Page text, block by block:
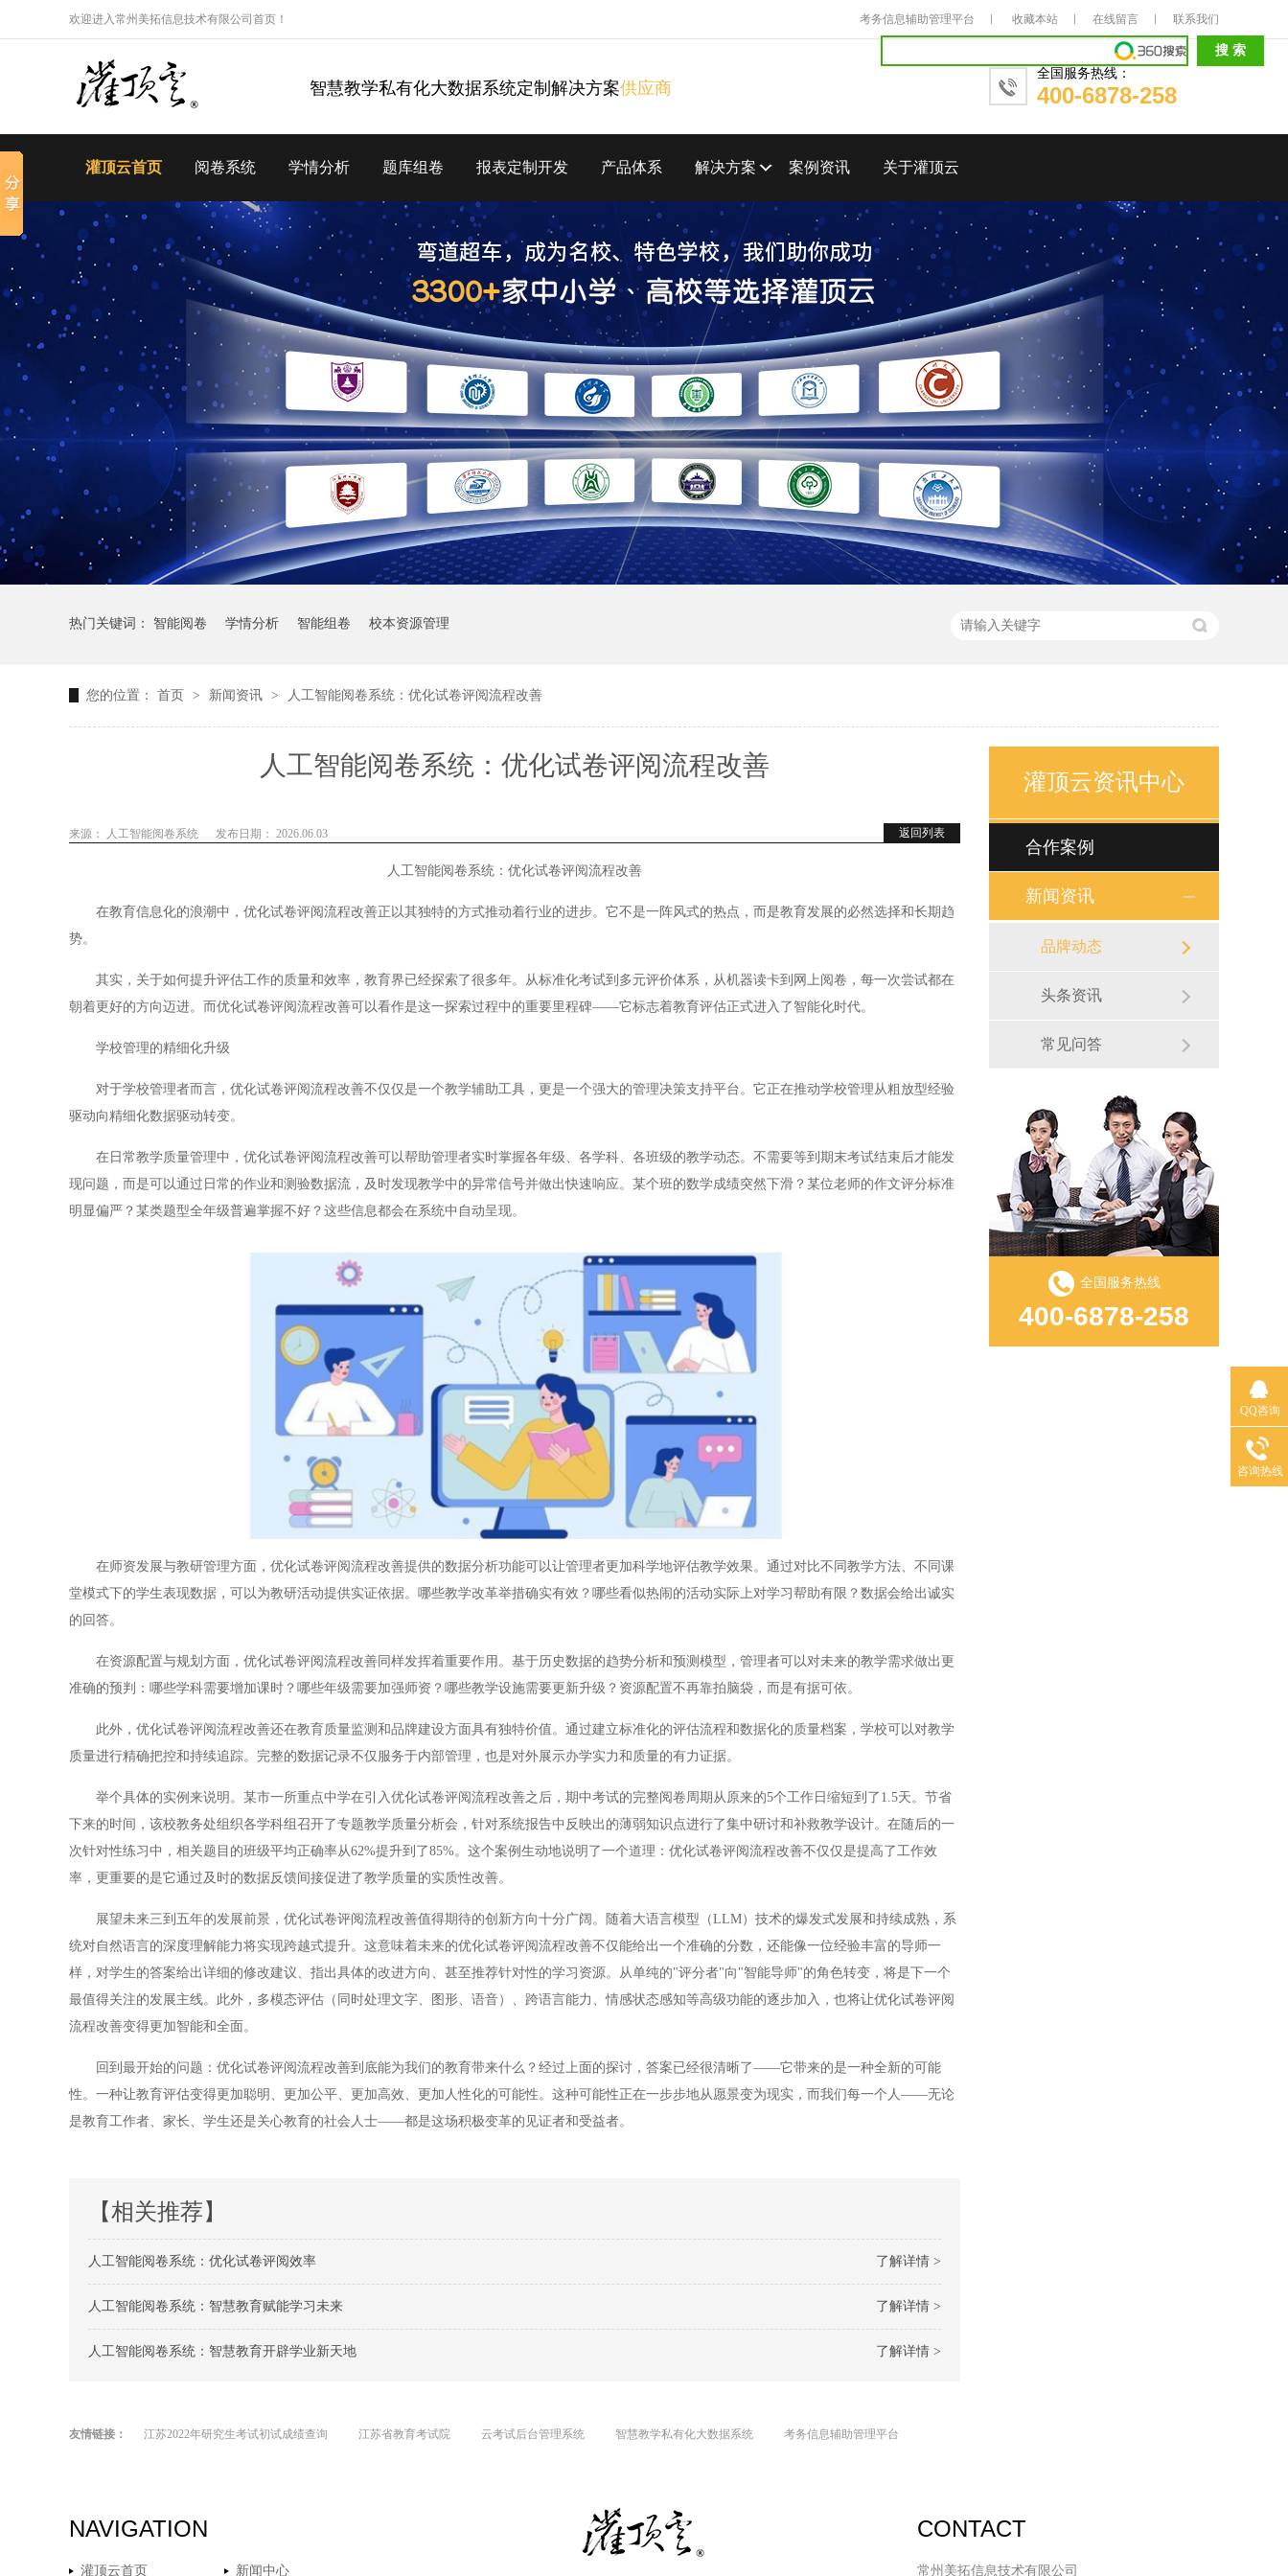
考务信息辅助管理平台 收藏本站 在线留言 联系我们
欢迎进入常州美拓信息技术有限公司首页！
智慧教学私有化大数据系统定制解决方案供应商
全国服务热线：
400-6878-258
灌顶云首页 阅卷系统 学情分析 题库组卷 报表定制开发 产品体系 解决方案 案例资讯 关于灌顶云
热门关键词： 智能阅卷 学情分析 智能组卷 校本资源管理
您的位置： 首页 > 新闻资讯 > 人工智能阅卷系统：优化试卷评阅流程改善
人工智能阅卷系统：优化试卷评阅流程改善
返回列表
来源： 人工智能阅卷系统 发布日期： 2026.06.03
人工智能阅卷系统：优化试卷评阅流程改善
在教育信息化的浪潮中，优化试卷评阅流程改善正以其独特的方式推动着行业的进步。它不是一阵风式的热点，而是教育发展的必然选择和长期趋
势。
其实，关于如何提升评估工作的质量和效率，教育界已经探索了很多年。从标准化考试到多元评价体系，从机器读卡到网上阅卷，每一次尝试都在
朝着更好的方向迈进。而优化试卷评阅流程改善可以看作是这一探索过程中的重要里程碑——它标志着教育评估正式进入了智能化时代。
学校管理的精细化升级
对于学校管理者而言，优化试卷评阅流程改善不仅仅是一个教学辅助工具，更是一个强大的管理决策支持平台。它正在推动学校管理从粗放型经验
驱动向精细化数据驱动转变。
在日常教学质量管理中，优化试卷评阅流程改善可以帮助管理者实时掌握各年级、各学科、各班级的教学动态。不需要等到期末考试结束后才能发
现问题，而是可以通过日常的作业和测验数据流，及时发现教学中的异常信号并做出快速响应。某个班的数学成绩突然下滑？某位老师的作文评分标准
明显偏严？某类题型全年级普遍掌握不好？这些信息都会在系统中自动呈现。
在师资发展与教研管理方面，优化试卷评阅流程改善提供的数据分析功能可以让管理者更加科学地评估教学效果。通过对比不同教学方法、不同课
堂模式下的学生表现数据，可以为教研活动提供实证依据。哪些教学改革举措确实有效？哪些看似热闹的活动实际上对学习帮助有限？数据会给出诚实
的回答。
在资源配置与规划方面，优化试卷评阅流程改善同样发挥着重要作用。基于历史数据的趋势分析和预测模型，管理者可以对未来的教学需求做出更
准确的预判：哪些学科需要增加课时？哪些年级需要加强师资？哪些教学设施需要更新升级？资源配置不再靠拍脑袋，而是有据可依。
此外，优化试卷评阅流程改善还在教育质量监测和品牌建设方面具有独特价值。通过建立标准化的评估流程和数据化的质量档案，学校可以对教学
质量进行精确把控和持续追踪。完整的数据记录不仅服务于内部管理，也是对外展示办学实力和质量的有力证据。
举个具体的实例来说明。某市一所重点中学在引入优化试卷评阅流程改善之后，期中考试的完整阅卷周期从原来的5个工作日缩短到了1.5天。节省
下来的时间，该校教务处组织各学科组召开了专题教学质量分析会，针对系统报告中反映出的薄弱知识点进行了集中研讨和补救教学设计。在随后的一
次针对性练习中，相关题目的班级平均正确率从62%提升到了85%。这个案例生动地说明了一个道理：优化试卷评阅流程改善不仅仅是提高了工作效
率，更重要的是它通过及时的数据反馈间接促进了教学质量的实质性改善。
展望未来三到五年的发展前景，优化试卷评阅流程改善值得期待的创新方向十分广阔。随着大语言模型（LLM）技术的爆发式发展和持续成熟，系
统对自然语言的深度理解能力将实现跨越式提升。这意味着未来的优化试卷评阅流程改善不仅能给出一个准确的分数，还能像一位经验丰富的导师一
样，对学生的答案给出详细的修改建议、指出具体的改进方向、甚至推荐针对性的学习资源。从单纯的"评分者"向"智能导师"的角色转变，将是下一个
最值得关注的发展主线。此外，多模态评估（同时处理文字、图形、语音）、跨语言能力、情感状态感知等高级功能的逐步加入，也将让优化试卷评阅
流程改善变得更加智能和全面。
回到最开始的问题：优化试卷评阅流程改善到底能为我们的教育带来什么？经过上面的探讨，答案已经很清晰了——它带来的是一种全新的可能
性。一种让教育评估变得更加聪明、更加公平、更加高效、更加人性化的可能性。这种可能性正在一步步地从愿景变为现实，而我们每一个人——无论
是教育工作者、家长、学生还是关心教育的社会人士——都是这场积极变革的见证者和受益者。
【相关推荐】
了解详情 >
人工智能阅卷系统：优化试卷评阅效率
了解详情 >
人工智能阅卷系统：智慧教育赋能学习未来
了解详情 >
人工智能阅卷系统：智慧教育开辟学业新天地
灌顶云资讯中心
合作案例
新闻资讯
品牌动态
头条资讯
常见问答
全国服务热线
400-6878-258
友情链接： 江苏2022年研究生考试初试成绩查询 江苏省教育考试院 云考试后台管理系统 智慧教学私有化大数据系统 考务信息辅助管理平台
NAVIGATION
灌顶云首页 新闻中心
CONTACT
常州美拓信息技术有限公司
QQ咨询
咨询热线